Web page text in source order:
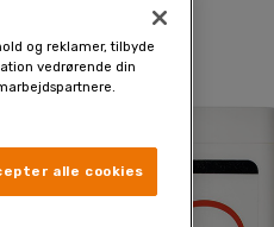
og reklamer, tilbyde
vedrørende din
alle cookies